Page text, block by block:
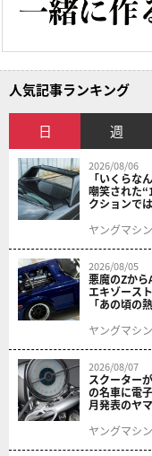
人気記事ランキング
日 週
2026/08/06
「いくらな
嘲笑された
クションで
ヤングマシ
2026/08/05
悪魔のZから
エキゾース
「あの頃の
結！
ヤングマシ
2026/08/07
スクーター
の名車に電
月発表のヤ
ヤングマシ